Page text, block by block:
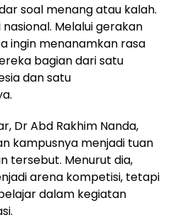
soal menang atau kalah.
Melalui gerakan
ingin menanamkan rasa
bagian dari satu
dan satu
Dr Abd Rakhim Nanda,
kampusnya menjadi tuan
tersebut. Menurut dia,
arena kompetisi, tetapi
dalam kegiatan